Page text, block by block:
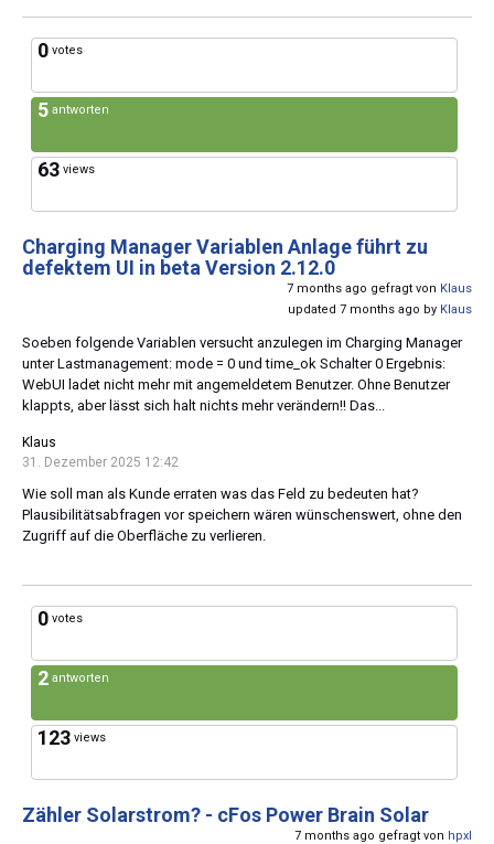
0 votes
5 antworten
63 views
Charging Manager Variablen Anlage führt zu
defektem UI in beta Version 2.12.0
7 months ago gefragt von Klaus
updated 7 months ago by Klaus
Soeben folgende Variablen versucht anzulegen im Charging Manager
unter Lastmanagement: mode = 0 und time_ok Schalter 0 Ergebnis:
WebUI ladet nicht mehr mit angemeldetem Benutzer. Ohne Benutzer
klappts, aber lässt sich halt nichts mehr verändern!! Das...
Klaus
31. Dezember 2025 12:42
Wie soll man als Kunde erraten was das Feld zu bedeuten hat?
Plausibilitätsabfragen vor speichern wären wünschenswert, ohne den
Zugriff auf die Oberfläche zu verlieren.
0 votes
2 antworten
123 views
Zähler Solarstrom? - cFos Power Brain Solar
7 months ago gefragt von hpxl